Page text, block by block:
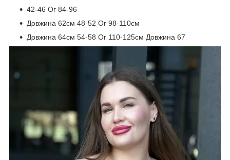
42-46 Ог 84-96
Довжина 62см 48-52 Ог 98-110см
Довжина 64см 54-58 Ог 110-125см Довжина 67